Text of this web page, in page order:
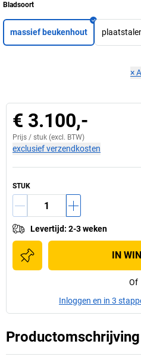
Bladsoort
massief beukenhout
×
€ 3.100,-
Prijs / stuk (excl. BTW)
exclusief verzendkosten
STUK
Levertijd: 2-3 weken
IN
Of
Inloggen en in 3
Productomschrijving